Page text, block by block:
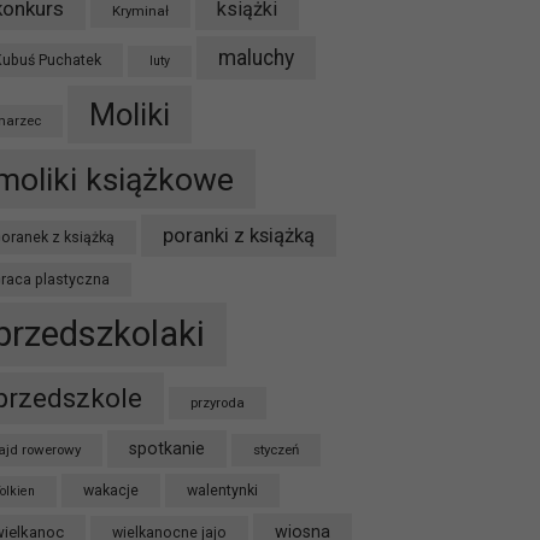
Kryminał książki
Puchatek luty maluchy
Moliki
książkowe
z książką poranki z książką
plastyczna
przyroda
rowerowy spotkanie styczeń
wakacje walentynki
wielkanocne jajo wiosna